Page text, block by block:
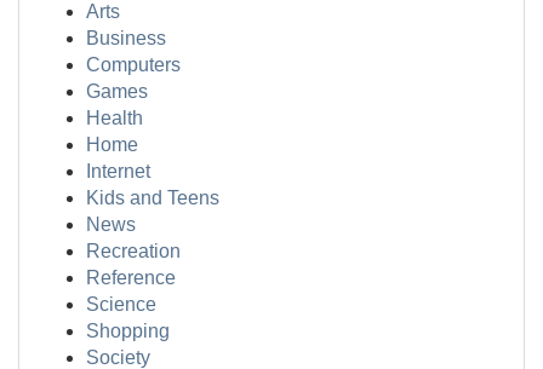
Arts
Business
Computers
Games
Health
Home
Internet
Kids and Teens
News
Recreation
Reference
Science
Shopping
Society